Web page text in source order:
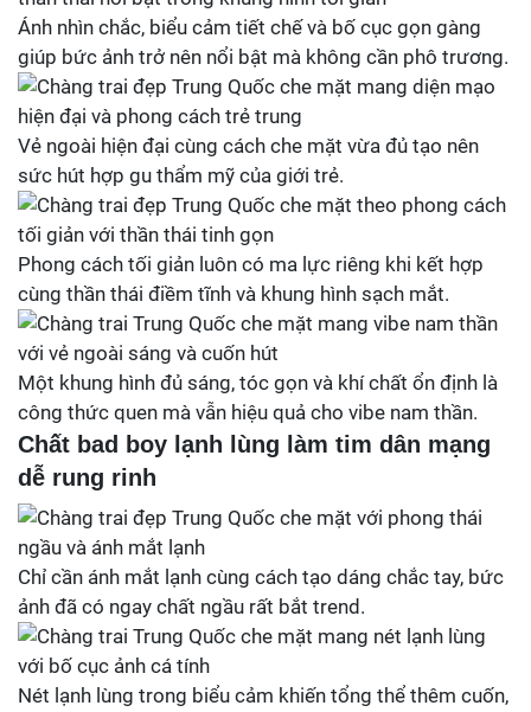
Ánh nhìn chắc, biểu cảm tiết chế và bố cục gọn gàng
giúp bức ảnh trở nên nổi bật mà không cần phô trương.
Vẻ ngoài hiện đại cùng cách che mặt vừa đủ tạo nên
sức hút hợp gu thẩm mỹ của giới trẻ.
Phong cách tối giản luôn có ma lực riêng khi kết hợp
cùng thần thái điềm tĩnh và khung hình sạch mắt.
Một khung hình đủ sáng, tóc gọn và khí chất ổn định là
công thức quen mà vẫn hiệu quả cho vibe nam thần.
Chất bad boy lạnh lùng làm tim dân mạng
dễ rung rinh
Chỉ cần ánh mắt lạnh cùng cách tạo dáng chắc tay, bức
ảnh đã có ngay chất ngầu rất bắt trend.
Nét lạnh lùng trong biểu cảm khiến tổng thể thêm cuốn,